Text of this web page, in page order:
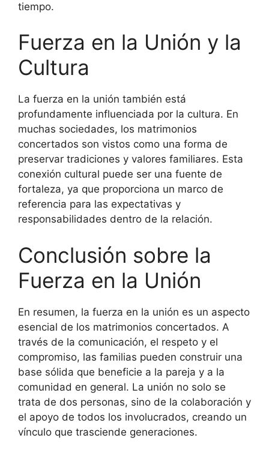
tiempo.
Fuerza en la Unión y la
Cultura
La fuerza en la unión también está
profundamente influenciada por la cultura. En
muchas sociedades, los matrimonios
concertados son vistos como una forma de
preservar tradiciones y valores familiares. Esta
conexión cultural puede ser una fuente de
fortaleza, ya que proporciona un marco de
referencia para las expectativas y
responsabilidades dentro de la relación.
Conclusión sobre la
Fuerza en la Unión
En resumen, la fuerza en la unión es un aspecto
esencial de los matrimonios concertados. A
través de la comunicación, el respeto y el
compromiso, las familias pueden construir una
base sólida que beneficie a la pareja y a la
comunidad en general. La unión no solo se
trata de dos personas, sino de la colaboración y
el apoyo de todos los involucrados, creando un
vínculo que trasciende generaciones.